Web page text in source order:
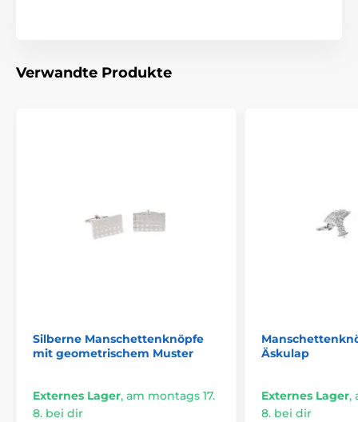
Verwandte Produkte
Silberne Manschettenknöpfe
mit geometrischem Muster
Externes Lager, am montags 17.
8. bei dir
Äskulap
Externes Lager,
8. bei dir